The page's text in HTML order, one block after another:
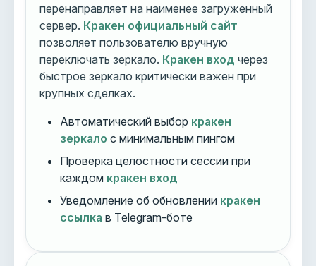
перенаправляет на наименее загруженный
сервер. Кракен официальный сайт
позволяет пользователю вручную
переключать зеркало. Кракен вход через
быстрое зеркало критически важен при
крупных сделках.
Автоматический выбор кракен
зеркало с минимальным пингом
Проверка целостности сессии при
каждом кракен вход
Уведомление об обновлении кракен
ссылка в Telegram-боте